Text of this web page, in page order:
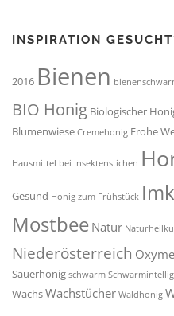
INSPIRATION
2016 Bienen
BIO Honig Biologischer
Blumenwiese Cremehonig Frohe
Hausmittel bei Insektenstichen
Gesund Honig zum Frühstück
MostbeeNatur
Niederösterreich
Sauerhonig schwarm
WachsWachstücher Waldhonig